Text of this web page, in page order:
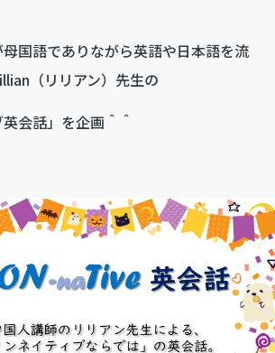
国語でありながら英語や日本語を流
（リリアン）先生の
英会話」を企画＾＾